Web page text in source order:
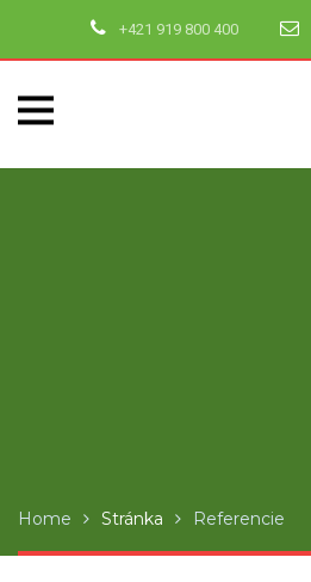
+421 919 800 400
Home Stránka Referencie